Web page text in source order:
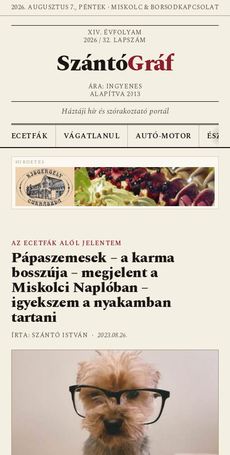
2026. AUGUSZTUS 7., PÉNTEK · MISKOLC & BORSODKAPCSOLAT
XIV. ÉVFOLYAM
2026 / 32. LAPSZÁM
SzántóGráf
ÁRA: INGYENES
ALAPÍTVA 2013
Háztáji hír és szórakoztató portál
ECETFÁK VÁGATLANUL AUTÓ-MOTOR
HIRDETÉS
AZ ECETFÁK ALÓL JELENTEM
Pápaszemesek – a karma
bosszúja – megjelent a
Miskolci Naplóban –
igyekszem a nyakamban
tartani
ÍRTA: SZÁNTÓ ISTVÁN ·2023.08.26.